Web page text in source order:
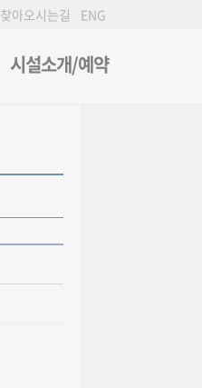
찾아오시는길 ENG
시설소개/예약